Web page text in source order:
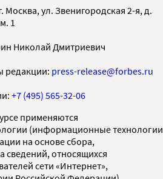
Москва, ул. Звенигородская 2-я, д.
1
Николай Дмитриевич
редакции: press-release@forbes.ru
+7 (495) 565-32-06
применяются
(информационные технологии
на основе сбора,
сведений, относящихся
сети «Интернет»,